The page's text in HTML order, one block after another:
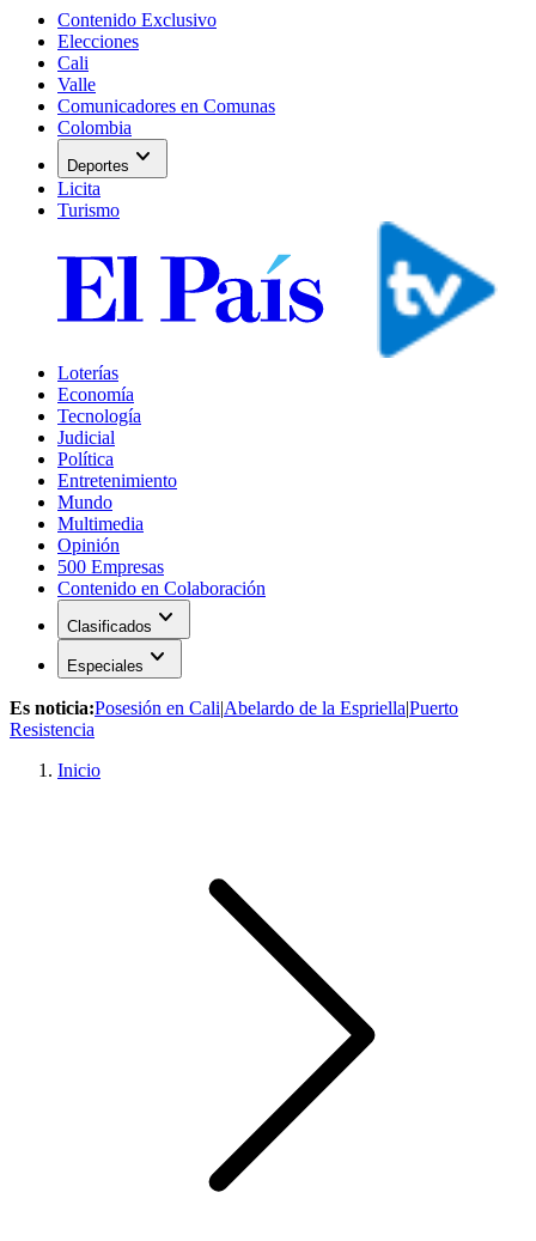
Contenido Exclusivo
Elecciones
Cali
Valle
Comunicadores en Comunas
Colombia
Deportes expand_more
Licita
Turismo
Loterías
Economía
Tecnología
Judicial
Política
Entretenimiento
Mundo
Multimedia
Opinión
500 Empresas
Contenido en Colaboración
Clasificados expand_more
Especiales expand_more
Es noticia:Posesión en Cali|Abelardo de la Espriella|Puerto
Resistencia
Inicio